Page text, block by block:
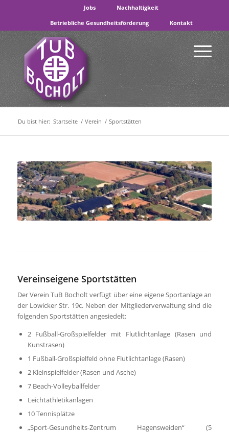
Jobs
Nachhaltigkeit
Betriebliche Gesundheitsförderung
Kontakt
Du bist hier: Startseite / Verein / Sportstätten
Vereinseigene Sportstätten
Der Verein TuB Bocholt verfügt über eine eigene Sportanlage an
der Lowicker Str. 19c. Neben der Mitgliederverwaltung sind die
folgenden Sportstätten angesiedelt:
2 Fußball-Großspielfelder mit Flutlichtanlage (Rasen und
Kunstrasen)
1 Fußball-Großspielfeld ohne Flutlichtanlage (Rasen)
2 Kleinspielfelder (Rasen und Asche)
7 Beach-Volleyballfelder
Leichtathletikanlagen
10 Tennisplätze
„Sport-Gesundheits-Zentrum Hagensweiden“ (5